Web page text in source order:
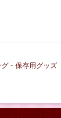
グ・保存用グッズ